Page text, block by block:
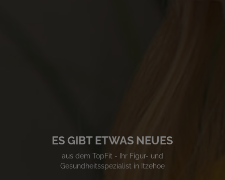
ES GIBT ETWAS NEUES
aus dem TopFit - Ihr Figur- und
Gesundheitsspezialist in Itzehoe